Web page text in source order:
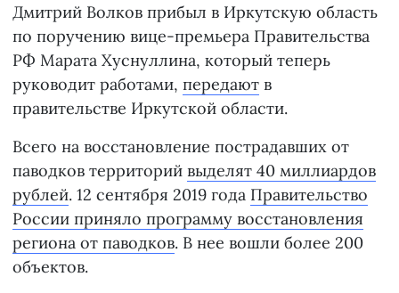
Дмитрий Волков прибыл в Иркутскую область
по поручению вице-премьера Правительства
РФ Марата Хуснуллина, который теперь
руководит работами, передают в
правительстве Иркутской области.
Всего на восстановление пострадавших от
паводков территорий выделят 40 миллиардов
рублей. 12 сентября 2019 года Правительство
России приняло программу восстановления
региона от паводков. В нее вошли более 200
объектов.